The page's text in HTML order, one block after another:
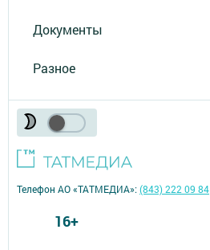
Документы
Разное
Телефон АО «ТАТМЕДИА»:(843) 222 09 84
16+